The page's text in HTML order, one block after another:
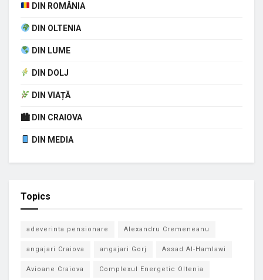
DIN ROMÂNIA
DIN OLTENIA
DIN LUME
DIN DOLJ
DIN VIAȚĂ
🏙 DIN CRAIOVA
DIN MEDIA
Topics
adeverinta pensionare Alexandru Cremeneanu
angajari Craiova angajari Gorj Assad Al-Hamlawi
Avioane Craiova Complexul Energetic Oltenia